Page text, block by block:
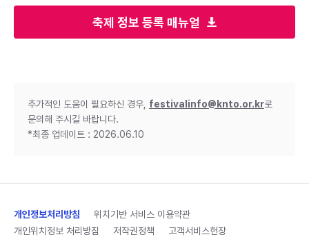
축제 정보 등록 매뉴얼
추가적인 도움이 필요하신 경우, festivalinfo@knto.or.kr로
문의해 주시길 바랍니다.
*최종 업데이트 : 2026.06.10
개인정보처리방침
위치기반 서비스 이용약관
개인위치정보 처리방침
저작권정책 고객서비스헌장